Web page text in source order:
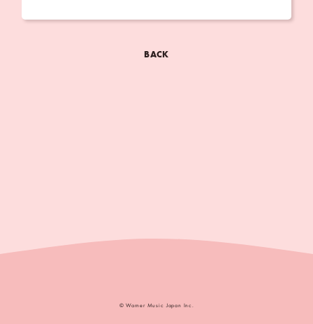
BACK
© Warner Music Japan Inc.